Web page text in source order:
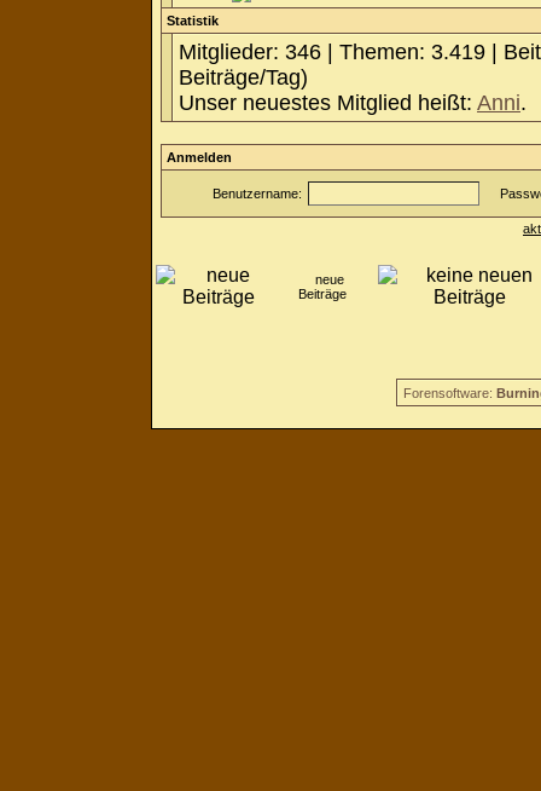
Statistik
Mitglieder: 346 | Themen: 3.419 |
Beiträge/Tag)
Unser neuestes Mitglied heißt: Anni.
Anmelden
Benutzername:
neue
Beiträge
Forensoftware: